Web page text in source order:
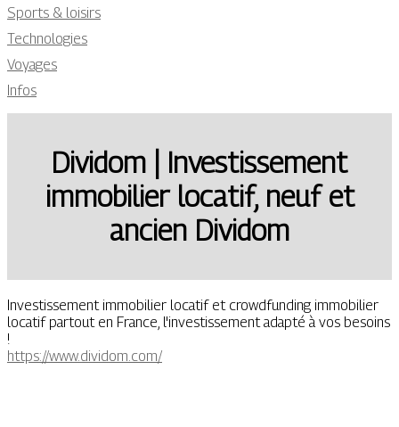
Sports & loisirs
Technologies
Voyages
Infos
Dividom | In­vestis­se­ment
immobilier locatif, neuf et
ancien Dividom
Investissement immobilier locatif et crowdfunding immobilier
locatif partout en France, l'investissement adapté à vos besoins
!
https://www.dividom.com/